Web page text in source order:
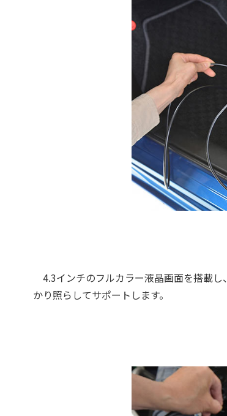
4.3インチのフルカラー液晶画面を搭載し
かり照らしてサポートします。